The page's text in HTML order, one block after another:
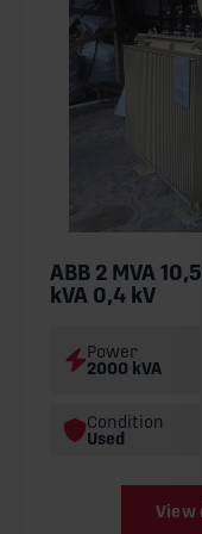
ABB 2 MVA
kVA 0,4 kV
Power
2000 kVA
Condition
Used
View